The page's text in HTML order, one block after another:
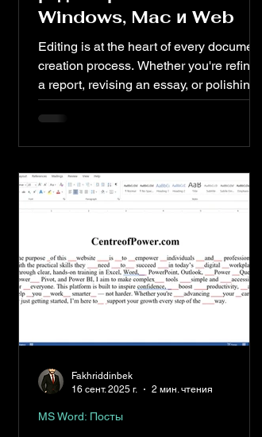
Windows, Mac и Web
Editing is at the heart of every document
creation process. Whether you're refining
a report, revising an essay, or polishing a
proposal, knowing the right editing
shortcuts in Microsoft Word can save you
MS Word: Посты
Fakhriddinbek
16 сент. 2025 г.
2 мин. чтения